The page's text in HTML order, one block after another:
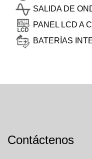
SALIDA DE
PANEL LCD A
BATERÍAS
Contáctenos